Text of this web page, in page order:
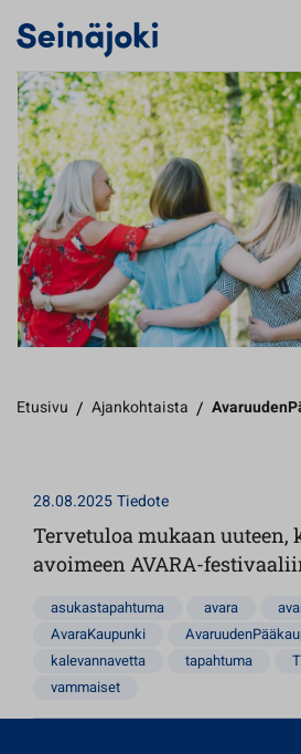
Etusivu / Ajankohtaista /
28.08.2025Tiedote
Tervetuloa mukaan uuteen,
avoimeen AVARA-
asukastapahtuma avara
AvaraKaupunki
kalevannavetta
tapahtuma
vammaiset